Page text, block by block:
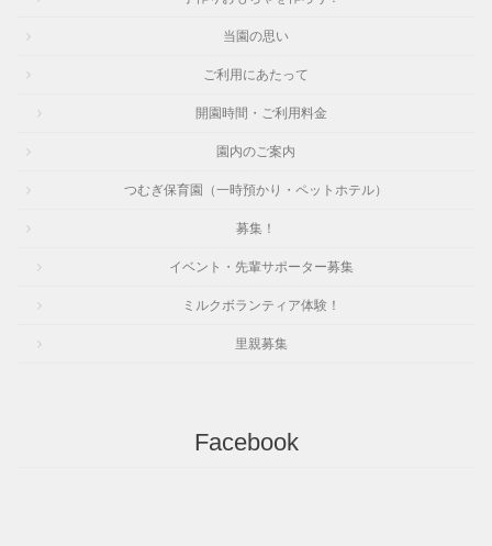
当園の思い
ご利用にあたって
開園時間・ご利用料金
園内のご案内
つむぎ保育園（一時預かり・ペットホテル）
募集！
イベント・先輩サポーター募集
ミルクボランティア体験！
里親募集
Facebook